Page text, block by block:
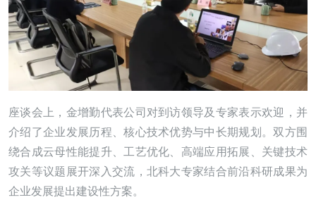
座谈会上，金增勤代表公司对到访领导及专家表示欢迎，并
介绍了企业发展历程、核心技术优势与中长期规划。双方围
绕合成云母性能提升、工艺优化、高端应用拓展、关键技术
攻关等议题展开深入交流，北科大专家结合前沿科研成果为
企业发展提出建设性方案。